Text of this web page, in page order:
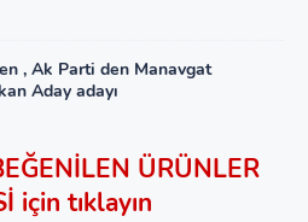
Aday adayı
ÜRÜNLER
için tıklayın